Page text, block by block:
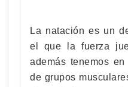
La natación es un
el que la fuerza
además tenemos
de grupos